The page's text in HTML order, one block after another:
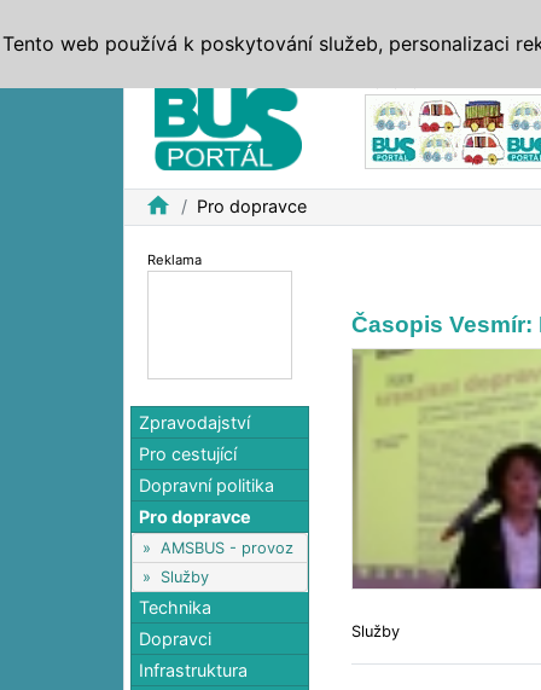
home Pro dopravce
Reklama
Zpravodajství
Pro cestující
Dopravní politika
Pro dopravce
» AMSBUS - provoz
» Služby
Technika
Dopravci
Infrastruktura
Časopis
Služby
Tento web používá k poskytování služeb, personalizaci